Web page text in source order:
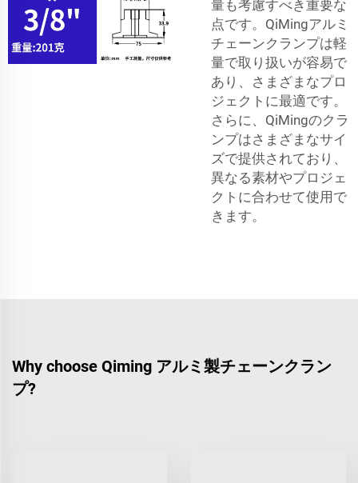
量も考慮すべき重要な
点です。QiMingアルミ
チェーンクランプは軽
量で取り扱いが容易で
あり、さまざまなプロ
ジェクトに最適です。
さらに、QiMingのクラ
ンプはさまざまなサイ
ズで提供されており、
異なる素材やプロジェ
クトに合わせて使用で
きます。
Why choose Qiming アルミ製チェーンクラン
プ?